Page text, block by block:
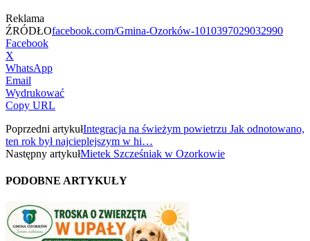
Reklama
ŹRÓDŁOfacebook.com/Gmina-Ozorków-1010397029032990
Facebook
X
WhatsApp
Email
Wydrukować
Copy URL
Poprzedni artykułIntegracja na świeżym powietrzu Jak odnotowano,
ten rok był najcieplejszym w hi…
Następny artykułMietek Szcześniak w Ozorkowie
PODOBNE ARTYKUŁY